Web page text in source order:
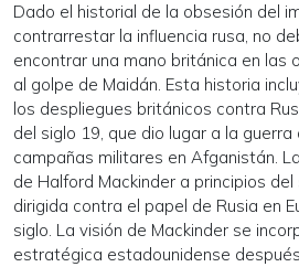
Dado el historial de la obsesión del
contrarrestar la influencia rusa, no
encontrar una mano británica en las
al golpe de Maidán. Esta historia
los despliegues británicos contra
del siglo 19, que dio lugar a la guerra
campañas militares en Afganistán.
de Halford Mackinder a principios
dirigida contra el papel de Rusia en
siglo. La visión de Mackinder se
estratégica estadounidense